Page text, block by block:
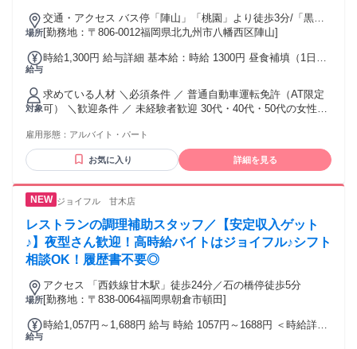
場所
交通・アクセス バス停「陣山」「桃園」より徒歩3分/「黒崎
駅」「八幡駅」より車で5分◎マイカー通勤OK！
[勤務地：〒806-0012福岡県北九州市八幡西区陣山]
給与
時給1,300円 給与詳細 基本給：時給 1300円 昼食補填（1日
対象
求めている人材 ＼必須条件 ／ 普通自動車運転免許（AT限定
可） ＼歓迎条件 ／ 未経験者歓迎 30代・40代・50代の女性ス
ランクのある方も歓迎 主婦（夫）・子育て中の方が活躍中 扶
養内勤務OK 副業・WワークOK ハローワークでお仕事お探し
中の方も歓迎
雇用形態： アルバイト・パート
お気に入り 詳細を見る
ジョイフル 甘木店
レストランの調理補助スタッフ／【安定収入ゲット
♪】夜型さん歓迎！高時給バイトはジョイフル♪シフト
相談OK！履歴書不要◎
場所
アクセス 「西鉄線甘木駅」徒歩24分／石の橋停徒歩5分
[勤務地：〒838-0064福岡県朝倉市頓田]
給与
時給1,057円～1,688円 給与 時給 1057円～1688円 ＜時給詳細